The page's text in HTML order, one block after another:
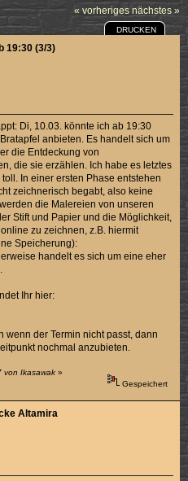
« vorheriges nächstes »
DRUCKEN
19:30 (3/3)
Di, 10.03. könnte ich ab 19:30
anbieten. Es handelt sich um
die Entdeckung von
die sie erzählen. Ich habe es letztes
In einer ersten Phase entstehen
zeichnerisch begabt, also keine
die Malereien von unseren
Stift und Papier und die Möglichkeit,
zu zeichnen, z.B. hiermit
Speicherung):
handelt es sich um eine eher
Ihr hier:
wenn der Termin nicht passt, dann
nochmal anzubieten.
von Ikasawak »
Gespeichert
Altamira